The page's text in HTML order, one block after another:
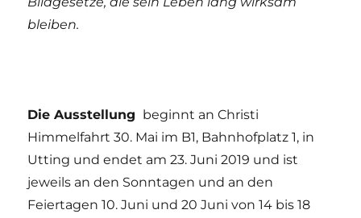
bleiben.
Die Ausstellung beginnt an Christi
Himmelfahrt 30. Mai im B1, Bahnhofplatz 1, in
Utting und endet am 23. Juni 2019 und ist
jeweils an den Sonntagen und an den
Feiertagen 10. Juni und 20 Juni von 14 bis 18